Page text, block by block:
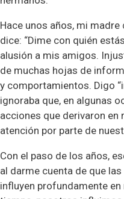
Hace unos años, mi
dice: “Dime con quién
alusión a mis amigos.
de muchas hojas de
y comportamientos. Digo
ignoraba que, en algunas
acciones que derivaron
atención por parte de
Con el paso de los años,
al darme cuenta de que
influyen profundamente